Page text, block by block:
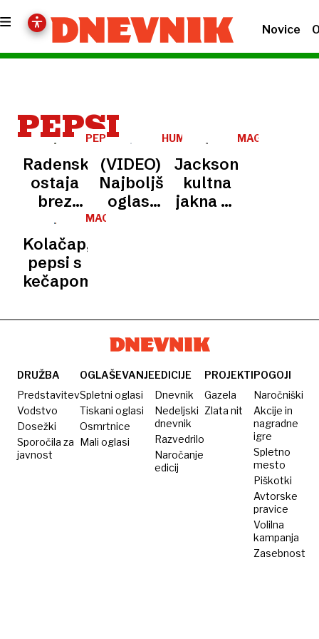
Novice
PEPSI
PEPSI
Radenska
ostaja
brez
licence
za Pepsi
HUMORNO
(VIDEO)
Najboljši
oglasi
letošnjega
MAGAZIN
Jacksonova
kultna
jakna na
MAGAZIN
Kolačap,
pepsi s
kečapom
DRUŽBA
Predstavitev
Vodstvo
Dosežki
Sporočila za
javnost
OGLAŠEVANJE
Spletni oglasi
Tiskani oglasi
Osmrtnice
Mali oglasi
EDICIJE
Dnevnik
Nedeljski
dnevnik
Razvedrilo
Naročanje
edicij
PROJEKTI
Gazela
Zlata nit
POGOJI
Naročniški
Akcije in
nagradne
igre
Spletno
mesto
Piškotki
Avtorske
pravice
Volilna
kampanja
Zasebnost